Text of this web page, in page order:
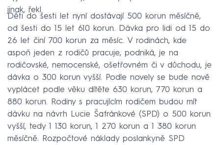
jinak, řekl.
Děti do šesti let nyní dostávají 500 korun měsíčně,
od šesti do 15 let 610 korun. Dávka pro lidi od 15 do
26 let činí 700 korun za měsíc. V rodinách, kde
aspoň jeden z rodičů pracuje, podniká, je na
rodičovské, nemocenské, ošetřovném či v důchodu, je
dávka o 300 korun vyšší. Podle novely se bude nově
vyplácet podle věku dítěte 630 korun, 770 korun a
880 korun. Rodiny s pracujícím rodičem budou mít
dávku na návrh Lucie Šafránkové (SPD) o 500 korun
vyšší, tedy 1 130 korun, 1 270 korun a 1 380 korun
měsíčně. Rozpočtové náklady poslankyně SPD